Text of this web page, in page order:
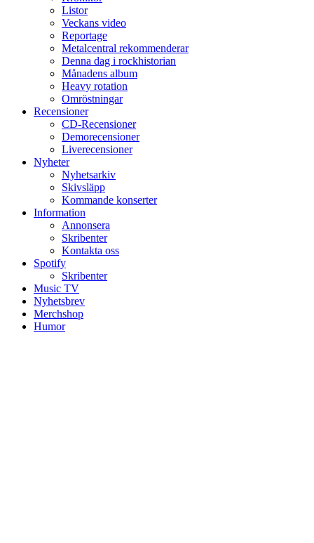
Listor
Veckans video
Reportage
Metalcentral rekommenderar
Denna dag i rockhistorian
Månadens album
Heavy rotation
Omröstningar
Recensioner
CD-Recensioner
Demorecensioner
Liverecensioner
Nyheter
Nyhetsarkiv
Skivsläpp
Kommande konserter
Information
Annonsera
Skribenter
Kontakta oss
Spotify
Skribenter
Music TV
Nyhetsbrev
Merchshop
Humor